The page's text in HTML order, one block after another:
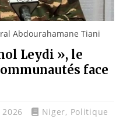
Abdourahamane Tiani
Leydi », le
face
Niger, Politique